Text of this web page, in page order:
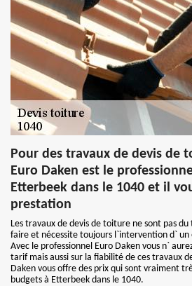
Pour des travaux de devis de
Euro Daken est le
Etterbeek dans le 1040 et il
prestation
Les travaux de devis de toiture ne sont pas
faire et nécessite toujours l`intervention d` un
Avec le professionnel Euro Daken vous n`
tarif mais aussi sur la fiabilité de ces travaux
Daken vous offre des prix qui sont vraiment
budgets à Etterbeek dans le 1040.